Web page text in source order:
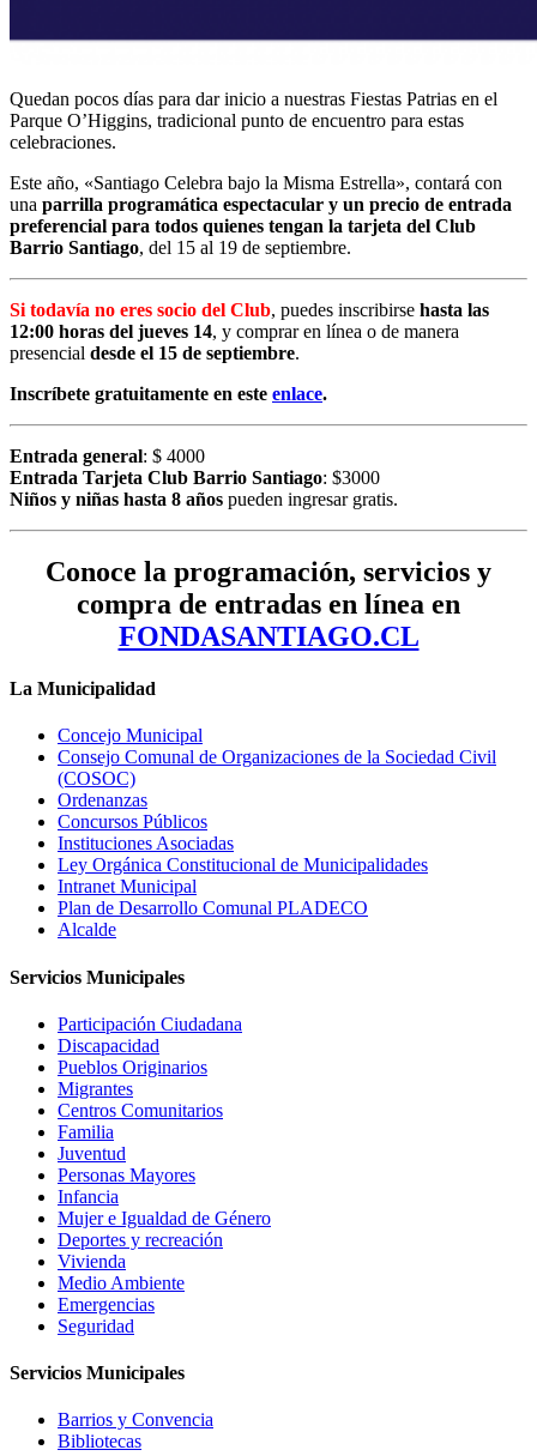
Quedan pocos días para dar inicio a nuestras Fiestas Patrias en el
Parque O’Higgins, tradicional punto de encuentro para estas
celebraciones.
Este año, «Santiago Celebra bajo la Misma Estrella», contará con
una parrilla programática espectacular y un precio de entrada
preferencial para todos quienes tengan la tarjeta del Club
Barrio Santiago, del 15 al 19 de septiembre.
Si todavía no eres socio del Club, puedes inscribirse hasta las
12:00 horas del jueves 14, y comprar en línea o de manera
presencial desde el 15 de septiembre.
Inscríbete gratuitamente en este enlace.
Entrada general: $ 4000
Entrada Tarjeta Club Barrio Santiago: $3000
Niños y niñas hasta 8 años pueden ingresar gratis.
Conoce la programación, servicios y
compra de entradas en línea en
FONDASANTIAGO.CL
La Municipalidad
Concejo Municipal
Consejo Comunal de Organizaciones de la Sociedad Civil
(COSOC)
Ordenanzas
Concursos Públicos
Instituciones Asociadas
Ley Orgánica Constitucional de Municipalidades
Intranet Municipal
Plan de Desarrollo Comunal PLADECO
Alcalde
Servicios Municipales
Participación Ciudadana
Discapacidad
Pueblos Originarios
Migrantes
Centros Comunitarios
Familia
Juventud
Personas Mayores
Infancia
Mujer e Igualdad de Género
Deportes y recreación
Vivienda
Medio Ambiente
Emergencias
Seguridad
Servicios Municipales
Barrios y Convencia
Bibliotecas